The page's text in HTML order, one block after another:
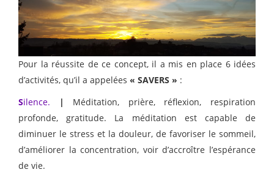
Pour la réussite de ce concept, il a mis en place 6 idées
d’activités, qu’il a appelées « SAVERS » :
Silence. |
Méditation, prière, réflexion, respiration
profonde, gratitude. La méditation est capable de
diminuer le stress et la douleur, de favoriser le sommeil,
d’améliorer la concentration, voir d’accroître l’espérance
de vie.